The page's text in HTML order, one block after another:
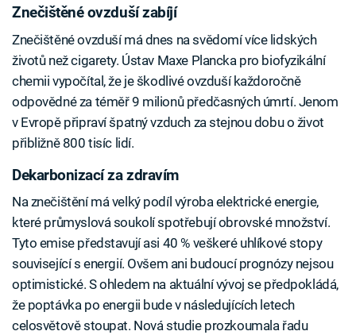
Znečištěné ovzduší zabíjí
Znečištěné ovzduší má dnes na svědomí více lidských
životů než cigarety. Ústav Maxe Plancka pro biofyzikální
chemii vypočítal, že je škodlivé ovzduší každoročně
odpovědné za téměř 9 milionů předčasných úmrtí. Jenom
v Evropě připraví špatný vzduch za stejnou dobu o život
přibližně 800 tisíc lidí.
Dekarbonizací za zdravím
Na znečištění má velký podíl výroba elektrické energie,
které průmyslová soukolí spotřebují obrovské množství.
Tyto emise představují asi 40 % veškeré uhlíkové stopy
související s energií. Ovšem ani budoucí prognózy nejsou
optimistické. S ohledem na aktuální vývoj se předpokládá,
že poptávka po energii bude v následujících letech
celosvětově stoupat. Nová studie prozkoumala řadu